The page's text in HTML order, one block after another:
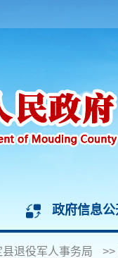
政府信息公
县退役军人事务局 >>